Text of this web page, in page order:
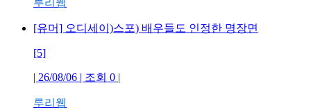
[유머] 오디세이)스포) 배우들도 인정한 명장면
[5]
| 26/08/06 | 조회 0 |
루리웹